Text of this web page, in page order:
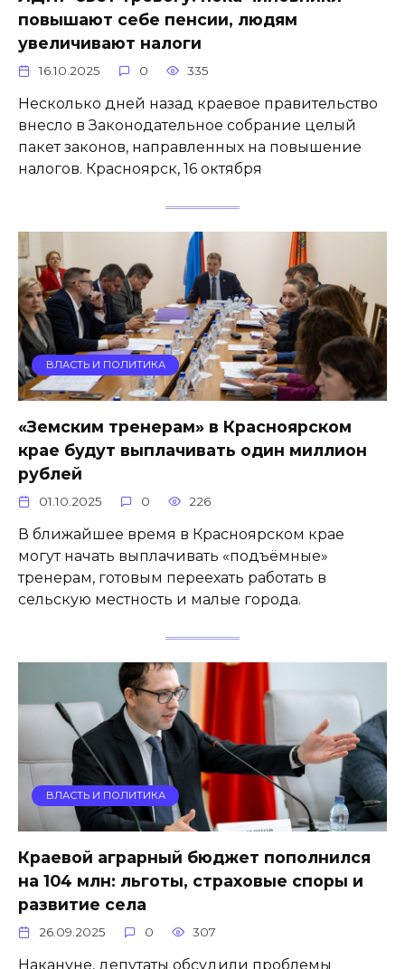
повышают себе пенсии, людям
увеличивают налоги
16.10.2025 0 335
Несколько дней назад краевое правительство
внесло в Законодательное собрание целый
пакет законов, направленных на повышение
налогов. Красноярск, 16 октября
ВЛАСТЬ И ПОЛИТИКА
«Земским тренерам» в Красноярском
крае будут выплачивать один миллион
рублей
01.10.2025 0 226
В ближайшее время в Красноярском крае
могут начать выплачивать «подъёмные»
тренерам, готовым переехать работать в
сельскую местность и малые города.
ВЛАСТЬ И ПОЛИТИКА
Краевой аграрный бюджет пополнился
на 104 млн: льготы, страховые споры и
развитие села
26.09.2025 0 307
Накануне, депутаты обсудили проблемы